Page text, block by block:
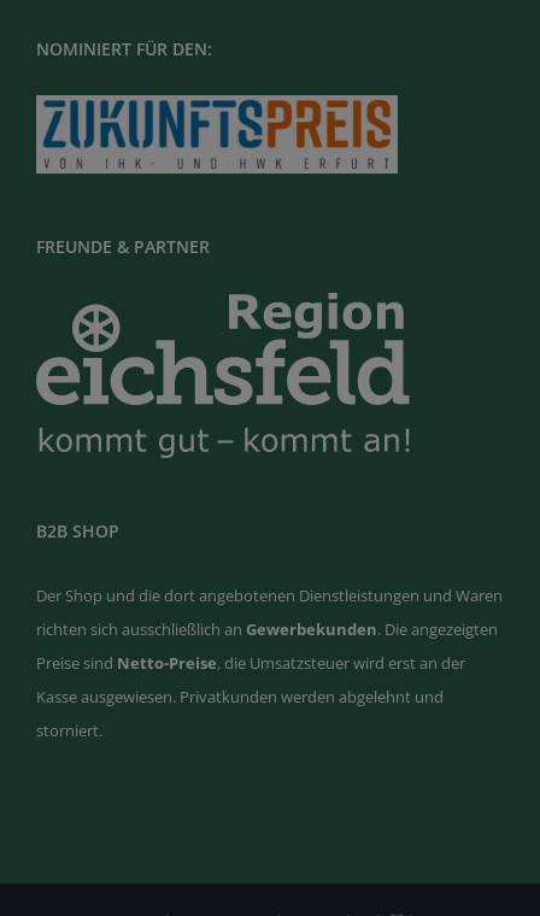
NOMINIERT FÜR DEN:
FREUNDE & PARTNER
B2B SHOP
Der Shop und die dort angebotenen Dienstleistungen und Waren
richten sich ausschließlich an Gewerbekunden. Die angezeigten
Preise sind Netto-Preise, die Umsatzsteuer wird erst an der
Kasse ausgewiesen. Privatkunden werden abgelehnt und
storniert.